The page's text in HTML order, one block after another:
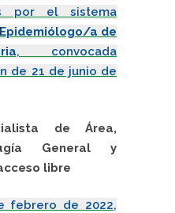
por el sistema
a de
, convocada
de 21 de junio de
de Área,
General y
libre
febrero de 2022,